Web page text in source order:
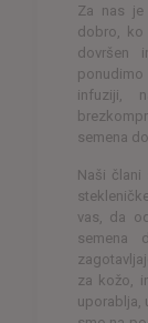
Za nas
dobro,
dovršen
infuziji,
semena
Naši
vas, da
semena
za kožo,
uporablja,